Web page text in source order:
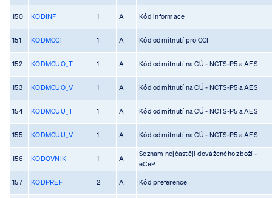
150 KODINF 1 A Kód informace
151 KODMCCI 1 A Kód odmítnutí pro CCI
152 KODMCUO_T 1 A Kód odmítnutí na CÚ - NCTS-P5 a AES
153 KODMCUO_V 1 A Kód odmítnutí na CÚ - NCTS-P5 a AES
154 KODMCUU_T 1 A Kód odmítnutí na CÚ - NCTS-P5 a AES
155 KODMCUU_V 1 A Kód odmítnutí na CÚ - NCTS-P5 a AES
156 KODOVNIK 1 A
Seznam nejčastěji dováženého zboží -
eCeP
157 KODPREF 2 A Kód preference